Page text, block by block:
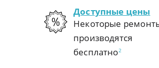
Доступные цены
Некоторые
производятся
бесплатно2